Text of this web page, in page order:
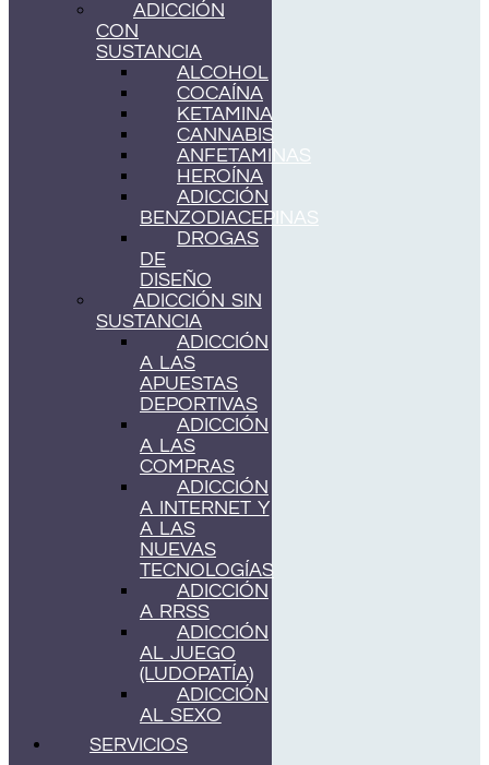
ADICCIÓN
CON
SUSTANCIA
ALCOHOL
COCAÍNA
KETAMINA
CANNABIS
ANFETAMINAS
HEROÍNA
ADICCIÓN
BENZODIACEPINAS
DROGAS
DE
DISEÑO
ADICCIÓN SIN
SUSTANCIA
ADICCIÓN
A LAS
APUESTAS
DEPORTIVAS
ADICCIÓN
A LAS
COMPRAS
ADICCIÓN
A INTERNET Y
A LAS
NUEVAS
TECNOLOGÍAS
ADICCIÓN
A RRSS
ADICCIÓN
AL JUEGO
(LUDOPATÍA)
ADICCIÓN
AL SEXO
SERVICIOS